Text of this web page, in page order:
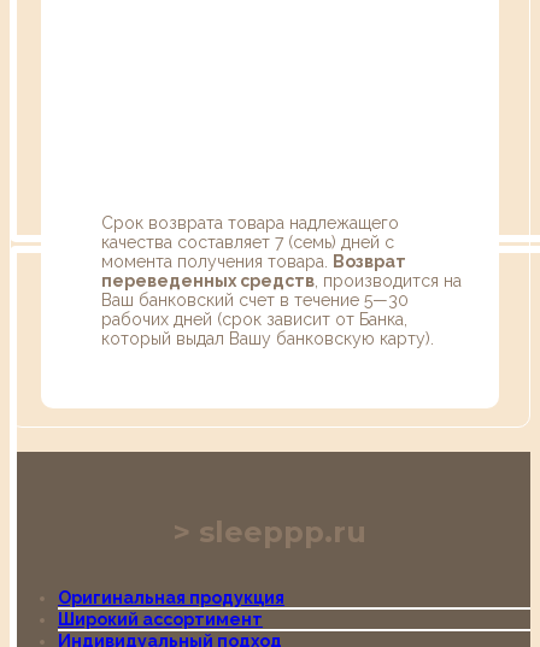
Срок возврата товара надлежащего
качества составляет 7 (семь) дней с
момента получения товара.
Возврат
переведенных средств , производится на
Ваш банковский счет в течение 5—30
рабочих дней (срок зависит от Банка,
который выдал Вашу банковскую карту).
sleeppp.ru
Оригинальная продукция
Широкий ассортимент
Индивидуальный подход